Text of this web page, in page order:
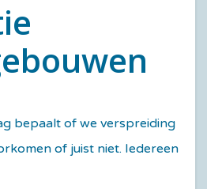
bepaalt of we verspreiding
of juist niet. Iedereen